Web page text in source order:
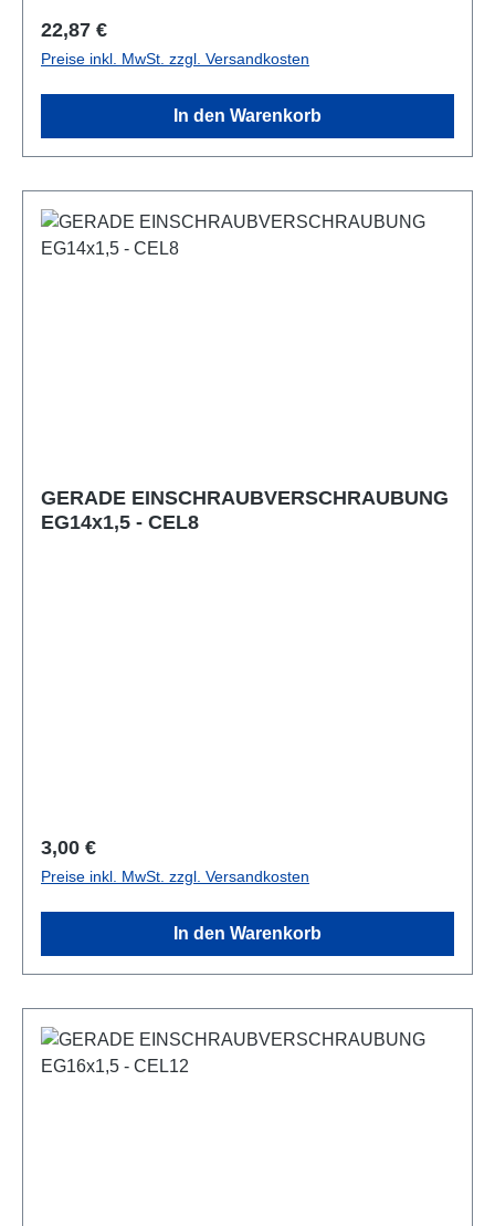
Regulärer Preis:
22,87 €
Preise inkl. MwSt. zzgl. Versandkosten
In den Warenkorb
GERADE EINSCHRAUBVERSCHRAUBUNG
EG14x1,5 - CEL8
Regulärer Preis:
3,00 €
Preise inkl. MwSt. zzgl. Versandkosten
In den Warenkorb